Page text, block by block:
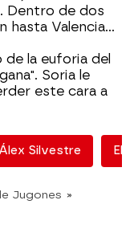
Dentro de dos
hasta Valencia...
la euforia del
Soria le
este cara a
Álex Silvestre El
Jugones »